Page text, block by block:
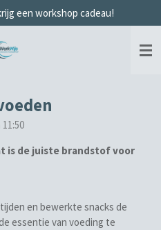
een workshop cadeau!
is de juiste brandstof voor
en bewerkte snacks de
essentie van voeding te